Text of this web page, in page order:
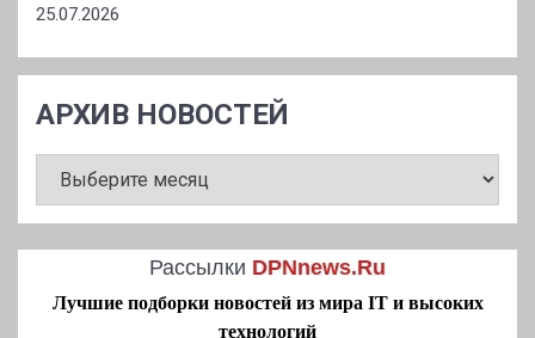
25.07.2026
АРХИВ НОВОСТЕЙ
НОВОСТЕЙ
Рассылки DPNnews.Ru
Лучшие подборки новостей из мира IT и высоких
технологий